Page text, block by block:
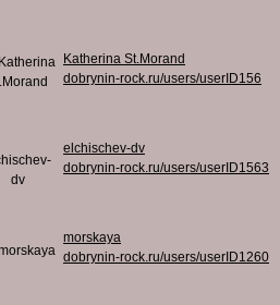
Katherina St.Morand
dobrynin-rock.ru/users/userID156
elchischev-dv
dobrynin-rock.ru/users/userID1563
morskaya
dobrynin-rock.ru/users/userID1260